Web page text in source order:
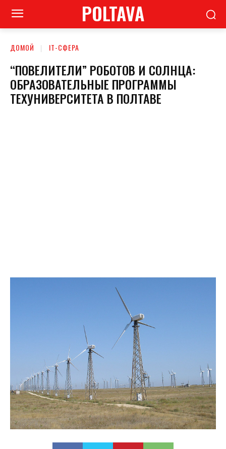
POLTAVA
ДОМОЙ ІТ-СФЕРА
“ПОВЕЛИТЕЛИ” РОБОТОВ И СОЛНЦА:
ОБРАЗОВАТЕЛЬНЫЕ ПРОГРАММЫ
ТЕХУНИВЕРСИТЕТА В ПОЛТАВЕ